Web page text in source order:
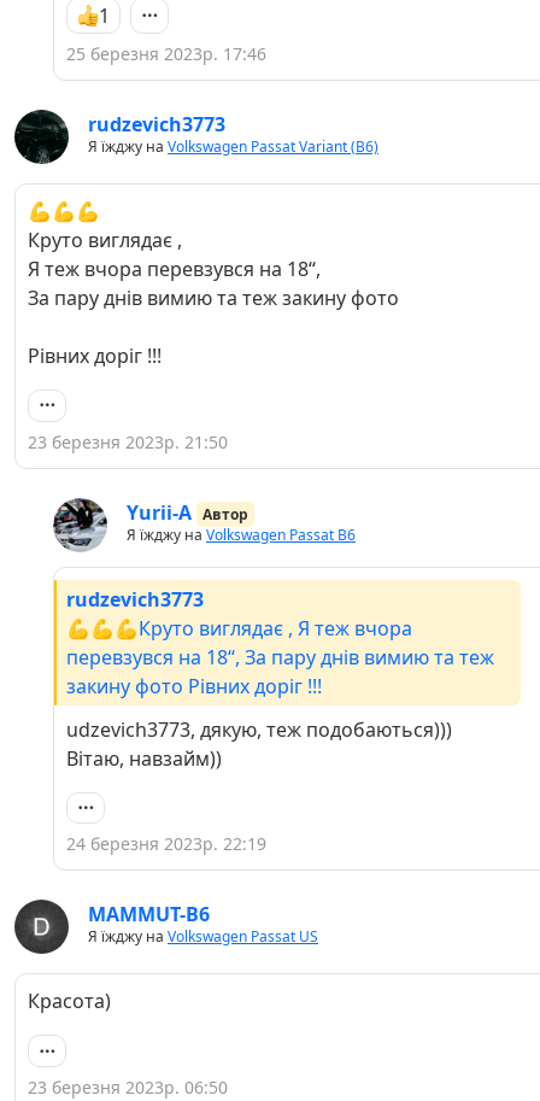
1
25 березня 2023р. 17:46
rudzevich3773
Я їжджу на Volkswagen Passat Variant (B6)
💪💪💪
Круто виглядає ,
Я теж вчора перевзувся на 18‘‘,
За пару днів вимию та теж закину фото
Рівних доріг !!!
23 березня 2023р. 21:50
Yurii-A Автор
Я їжджу на Volkswagen Passat B6
rudzevich3773
💪💪💪Круто виглядає , Я теж вчора
перевзувся на 18‘‘, За пару днів вимию та теж
закину фото Рівних доріг !!!
udzevich3773, дякую, теж подобаються)))
Вітаю, навзайм))
24 березня 2023р. 22:19
MAMMUT-B6
Я їжджу на Volkswagen Passat US
Красота)
23 березня 2023р. 06:50